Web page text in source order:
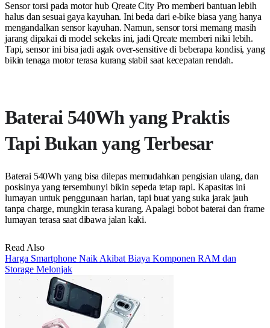
Sensor torsi pada motor hub Qreate City Pro memberi bantuan lebih
halus dan sesuai gaya kayuhan. Ini beda dari e-bike biasa yang hanya
mengandalkan sensor kayuhan. Namun, sensor torsi memang masih
jarang dipakai di model sekelas ini, jadi Qreate memberi nilai lebih.
Tapi, sensor ini bisa jadi agak over-sensitive di beberapa kondisi, yang
bikin tenaga motor terasa kurang stabil saat kecepatan rendah.
Baterai 540Wh yang Praktis
Tapi Bukan yang Terbesar
Baterai 540Wh yang bisa dilepas memudahkan pengisian ulang, dan
posisinya yang tersembunyi bikin sepeda tetap rapi. Kapasitas ini
lumayan untuk penggunaan harian, tapi buat yang suka jarak jauh
tanpa charge, mungkin terasa kurang. Apalagi bobot baterai dan frame
lumayan terasa saat dibawa jalan kaki.
Read Also
Harga Smartphone Naik Akibat Biaya Komponen RAM dan
Storage Melonjak